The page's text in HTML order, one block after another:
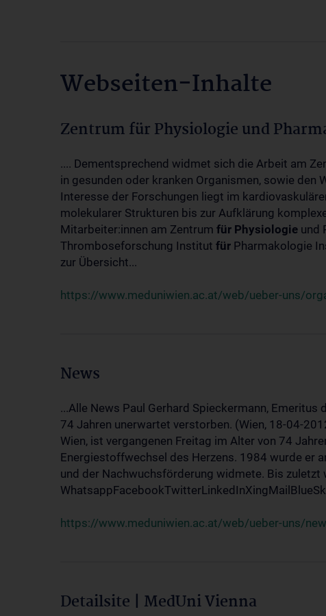
Webseiten-Inhalte
Zentrum für Physiologie und
.... Dementsprechend widmet sich die Arbeit am
in gesunden oder kranken Organismen, sowie
Interesse der Forschungen liegt im
molekularer Strukturen bis zur Aufklärung
Mitarbeiter:innen am Zentrum für Physiologie und
Thromboseforschung Institut für Pharmakologie
zur Übersicht...
https://www.meduniwien.ac.at/web/ueber-uns/
News
...Alle News Paul Gerhard Spieckermann, Emeritus
74 Jahren unerwartet verstorben. (Wien, 18-04-
Wien, ist vergangenen Freitag im Alter von 74
Energiestoffwechsel des Herzens. 1984 wurde er
und der Nachwuchsförderung widmete. Bis zuletzt
https://www.meduniwien.ac.at/web/ueber-uns/
Detailsite | MedUni Vienna